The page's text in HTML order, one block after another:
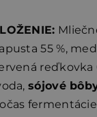
55 %,
reďkovka
sójové